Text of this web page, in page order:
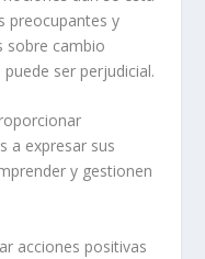
preocupantes y
sobre cambio
ser perjudicial.
a expresar sus
y gestionen
acciones positivas